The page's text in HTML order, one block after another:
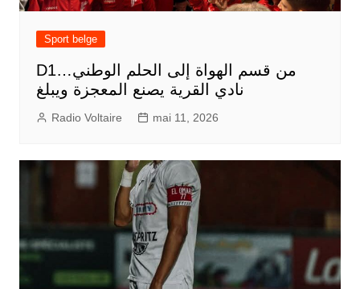
Sport belge
D1من قسم الهواة إلى الحلم الوطني…
نادي القرية يصنع المعجزة ويبلغ
Radio Voltaire mai 11, 2026